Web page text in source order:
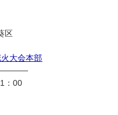
区
大会本部
：00